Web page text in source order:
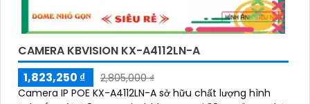
CAMERA KBVISION KX-A4112LN-A
1,823,250 ₫
2,805,000 ₫
Camera IP POE KX-A4112LN-A sở hữu chất lượng hình